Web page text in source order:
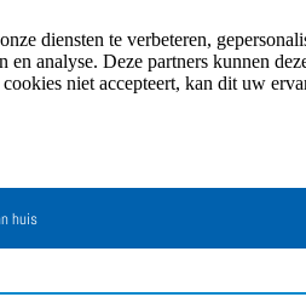
diensten te verbeteren,
analyse. Deze partners kunnen
niet accepteert, kan dit uw
huis